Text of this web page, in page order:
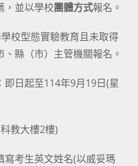
，並以學校團體方式報名。
校型態實驗教育且未取得
縣（市）主管機關報名。
日起至114年9月19日(星
教大樓2樓)
寫考生英文姓名(以威妥瑪